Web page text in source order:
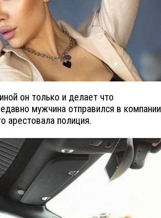
он только и делает что
мужчина отправился в компании
арестовала полиция.